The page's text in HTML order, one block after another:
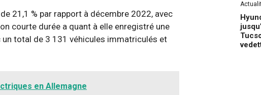
21,1 % par rapport à décembre 2022, avec
courte durée a quant à elle enregistré une
total de 3 131 véhicules immatriculés et
en Allemagne